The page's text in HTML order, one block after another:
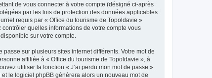
de vous connecter à votre compte (désigné ci-après
par les lois de protection des données applicables
requis par « Office du tourisme de Topoldavie »
quelles informations de votre compte vous
sur votre compte.
sur plusieurs sites internet différents. Votre mot de
affiliée à « Office du tourisme de Topoldavie », à
utiliser la fonction « J’ai perdu mon mot de passe »
le logiciel phpBB générera alors un nouveau mot de